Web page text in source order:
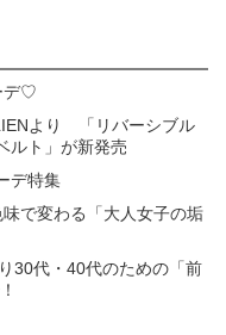
デ♡
より 「リバーシブル
ルト」が新発売
デ特集
で変わる「大人女子の垢
30代・40代のための「前